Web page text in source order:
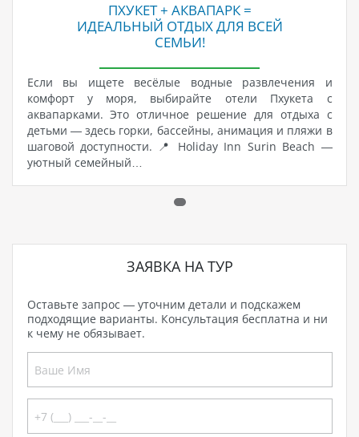
ПХУКЕТ + АКВАПАРК =
ИДЕАЛЬНЫЙ ОТДЫХ ДЛЯ ВСЕЙ
СЕМЬИ!
Если вы ищете весёлые водные развлечения и
комфорт у моря, выбирайте отели Пхукета с
аквапарками. Это отличное решение для отдыха с
детьми — здесь горки, бассейны, анимация и пляжи в
шаговой доступности. 📍 Holiday Inn Surin Beach —
уютный семейный…
ЗАЯВКА НА ТУР
Оставьте запрос — уточним детали и подскажем
подходящие варианты. Консультация бесплатна и ни
к чему не обязывает.